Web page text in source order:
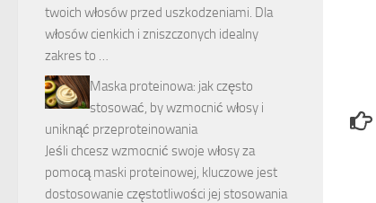
twoich włosów przed uszkodzeniami. Dla
włosów cienkich i zniszczonych idealny
zakres to …
Maska proteinowa: jak często
stosować, by wzmocnić włosy i
uniknąć przeproteinowania
Jeśli chcesz wzmocnić swoje włosy za
pomocą maski proteinowej, kluczowe jest
dostosowanie częstotliwości jej stosowania